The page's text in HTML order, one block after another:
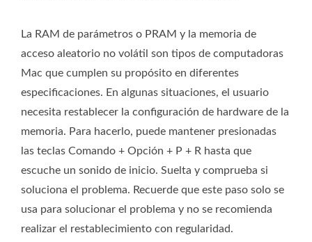
La RAM de parámetros o PRAM y la memoria de
acceso aleatorio no volátil son tipos de computadoras
Mac que cumplen su propósito en diferentes
especificaciones. En algunas situaciones, el usuario
necesita restablecer la configuración de hardware de la
memoria. Para hacerlo, puede mantener presionadas
las teclas Comando + Opción + P + R hasta que
escuche un sonido de inicio. Suelta y comprueba si
soluciona el problema. Recuerde que este paso solo se
usa para solucionar el problema y no se recomienda
realizar el restablecimiento con regularidad.